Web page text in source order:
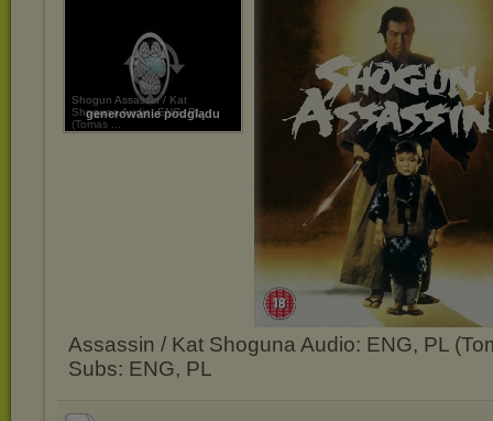
generowanie podglądu
Shogun Assassin / Kat
Shoguna Audio: ENG, PL
(Tomas ...
Assassin / Kat Shoguna Audio: ENG, PL
Subs: ENG, PL